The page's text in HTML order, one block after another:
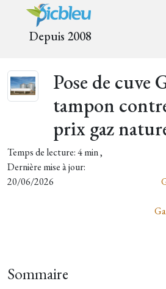
Depuis 2008
Pose de cuve
tampon
prix gaz
Temps de lecture: 4 min ,
Dernière mise à jour:
20/06/2026
Sommaire